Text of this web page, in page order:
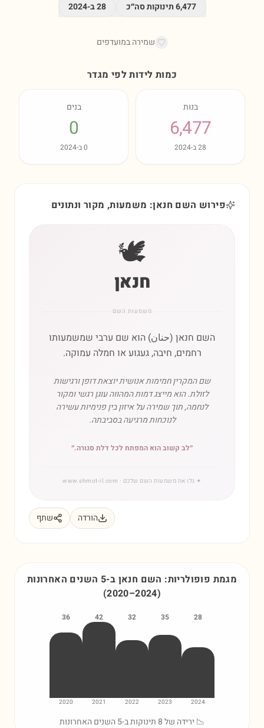
6,477תינוקות סה״כ 28ב-2024
שמירה במועדפים
כמות לידות לפי מגדר
בנות
6,477
28ב-2024
בנים
0
0ב-2024
פירוש השם חנאן: משמעות, מקור ונתונים
🕊️
חנאן
משמעות השם
השם חנאן (حنان) הוא שם ערבי שמשמעותו
רחמים, חיבה, געגוע או חמלה עמוקה.
שם המקרין חמימות אנושית יוצאת דופן ורגישות
לזולת. הוא מייצג דמות המהווה עוגן רגשי ומקור
לנחמה, תוך שמירה על איזון בין פנימיות עשירה
לנוכחות מרגיעה בסביבתה.
״לב קשוב הוא המפתח לכל דלת סגורה.״
✦ גלו את משמעות השם שלכם · www.shmot-il.com
הורדה שתף
מגמת פופולריות: השם חנאן ב-5 השנים האחרונות
(2020–2024)
28
2024
35
2023
32
2022
42
2021
36
2020
📉 ירידה של 8 תינוקות ב-5 השנים האחרונות